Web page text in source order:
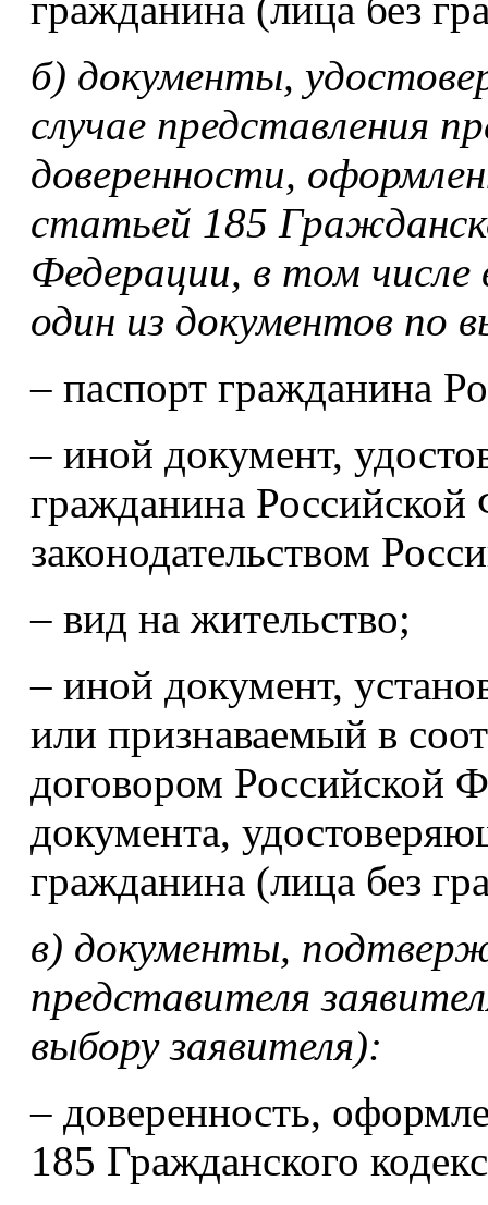
б) документы,
случае представления
доверенности,
статьей 185
Федерации, в том
один из документов по
– паспорт гражданина
– иной документ,
гражданина Российской
законодательством
– вид на жительство;
– иной документ,
или признаваемый в
договором Российской
документа,
гражданина (лица без
в) документы,
представителя
выбору заявителя):
– доверенность,
185 Гражданского